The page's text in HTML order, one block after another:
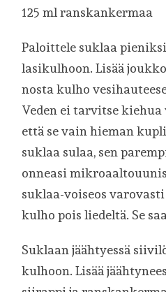
125 ml ranskankermaa
Paloittele suklaa
lasikulhoon. Lisää
nosta kulho
Veden ei tarvitse
että se vain hieman
suklaa sulaa, sen
onneasi
suklaa-voiseos
kulho pois liedeltä. Se
Suklaan jäähtyessä
kulhoon. Lisää